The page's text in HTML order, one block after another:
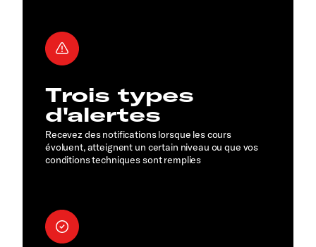
Trois types
d'alertes
Recevez des notifications lorsque les cours
évoluent, atteignent un certain niveau ou que vos
conditions techniques sont remplies